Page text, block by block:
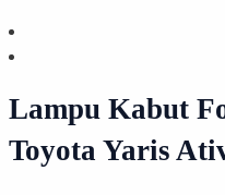
Lampu Kabut
Toyota Yaris
/
Vios
quantity